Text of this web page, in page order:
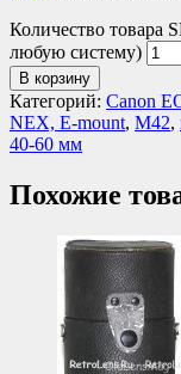
Количество товара
любую систему)
В корзину
Категорий: Canon
NEX, E-mount, М42,
40-60 мм
Похожие